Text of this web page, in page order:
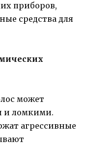
приборов,
средства для
может
и ломкими.
агрессивные